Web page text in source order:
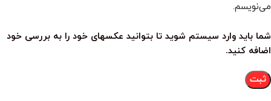
می‌نویسم.
شما باید وارد سیستم شوید تا بتوانید عکسهای خود را به بررسی خود
اضافه کنید.